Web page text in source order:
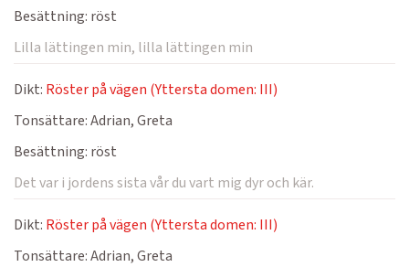
Besättning: röst
Lilla lättingen min, lilla lättingen min
Dikt: Röster på vägen (Yttersta domen: III)
Tonsättare:Adrian, Greta
Besättning: röst
Det var i jordens sista vår du vart mig dyr och kär.
Dikt: Röster på vägen (Yttersta domen: III)
Tonsättare:Adrian, Greta